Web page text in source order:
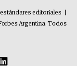
estándares editoriales
Argentina. Todos